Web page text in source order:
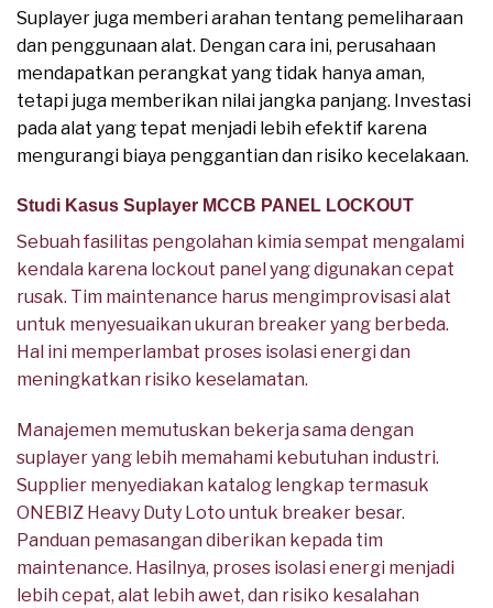
Suplayer juga memberi arahan tentang pemeliharaan
dan penggunaan alat. Dengan cara ini, perusahaan
mendapatkan perangkat yang tidak hanya aman,
tetapi juga memberikan nilai jangka panjang. Investasi
pada alat yang tepat menjadi lebih efektif karena
mengurangi biaya penggantian dan risiko kecelakaan.
Studi Kasus Suplayer MCCB PANEL LOCKOUT
Sebuah fasilitas pengolahan kimia sempat mengalami
kendala karena lockout panel yang digunakan cepat
rusak. Tim maintenance harus mengimprovisasi alat
untuk menyesuaikan ukuran breaker yang berbeda.
Hal ini memperlambat proses isolasi energi dan
meningkatkan risiko keselamatan.
Manajemen memutuskan bekerja sama dengan
suplayer yang lebih memahami kebutuhan industri.
Supplier menyediakan katalog lengkap termasuk
ONEBIZ Heavy Duty Loto untuk breaker besar.
Panduan pemasangan diberikan kepada tim
maintenance. Hasilnya, proses isolasi energi menjadi
lebih cepat, alat lebih awet, dan risiko kesalahan